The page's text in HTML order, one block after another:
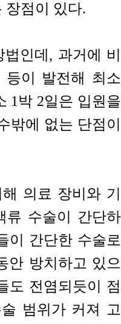
장점이 있다.
인데, 과거에 비
이 발전해 최소
1박 2일은 입원을
밖에 없는 단점이
의료 장비와 기
류 수술이 간단하
이 간단한 수술로
안 방치하고 있으
도 전염되듯이 점
범위가 커져 고